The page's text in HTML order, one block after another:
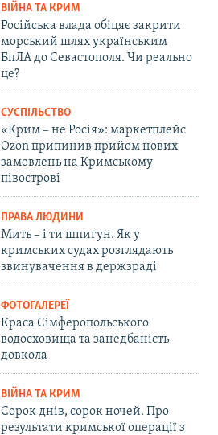
ВІЙНА ТА КРИМ
Російська влада обіцяє закрити
морський шлях українським
БпЛА до Севастополя. Чи реально
це?
СУСПІЛЬСТВО
«Крим – не Росія»: маркетплейс
Ozon припинив прийом нових
замовлень на Кримському
півострові
ПРАВА ЛЮДИНИ
Мить – і ти шпигун. Як у
кримських судах розглядають
звинувачення в держзраді
ФОТОГАЛЕРЕЇ
Краса Сімферопольського
водосховища та занедбаність
довкола
ВІЙНА ТА КРИМ
Сорок днів, сорок ночей. Про
результати кримської операції з